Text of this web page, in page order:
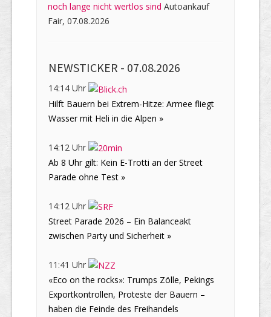
noch lange nicht wertlos sind Autoankauf
Fair, 07.08.2026
NEWSTICKER - 07.08.2026
14:14 Uhr
Hilft Bauern bei Extrem-Hitze: Armee fliegt
Wasser mit Heli in die Alpen »
14:12 Uhr
Ab 8 Uhr gilt: Kein E-Trotti an der Street
Parade ohne Test »
14:12 Uhr
Street Parade 2026 – Ein Balanceakt
zwischen Party und Sicherheit »
11:41 Uhr
«Eco on the rocks»: Trumps Zölle, Pekings
Exportkontrollen, Proteste der Bauern –
haben die Feinde des Freihandels